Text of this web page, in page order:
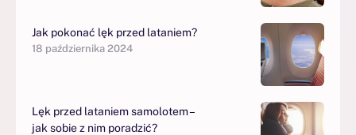
Jak pokonać lęk przed lataniem?
18 października 2024
Lęk przed lataniem samolotem –
jak sobie z nim poradzić?